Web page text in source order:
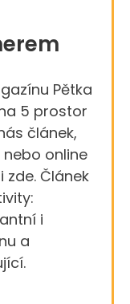
Pětka
5 prostor
článek,
online
Článek
i
a